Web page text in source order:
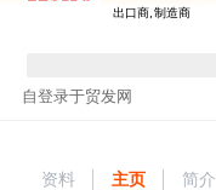
出口商, 制造商
自登录于贸发网
资料 主页 简介